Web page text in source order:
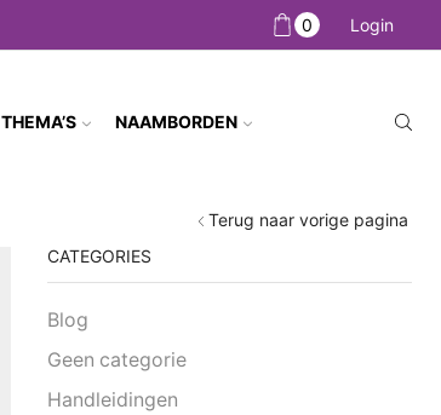
0 Login
THEMA’S NAAMBORDEN
Terug naar vorige pagina
CATEGORIES
Blog
Geen categorie
Handleidingen